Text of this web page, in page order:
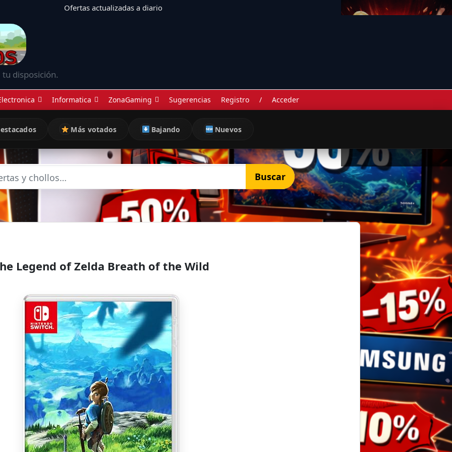
Ofertas actualizadas a diario
disposición.
Informatica ZonaGaming Sugerencias Registro / Acceder
Más votados Bajando Nuevos
Buscar
Legend of Zelda Breath of the Wild